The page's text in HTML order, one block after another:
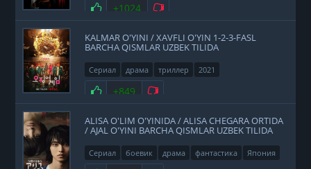
Нравится
+1024 Не нравится
KALMAR O'YINI / XAVFLI O'YIN 1-2-3-FASL
BARCHA QISMLAR UZBEK TILIDA
Сериал драма триллер 2021
Нравится
+849 Не нравится
ALISA O'LIM O'YINIDA / ALISA CHEGARA ORTIDA
/ AJAL O'YINI BARCHA QISMLAR UZBEK TILIDA
Сериал боевик драма фантастика
Япония